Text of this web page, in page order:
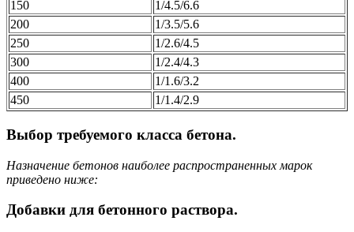
150
1/4.5/6.6
200
1/3.5/5.6
250
1/2.6/4.5
300
1/2.4/4.3
400
1/1.6/3.2
450
1/1.4/2.9
Выбор требуемого класса бетона.
Назначение бетонов наиболее распространенных марок
приведено ниже:
Добавки для бетонного раствора.